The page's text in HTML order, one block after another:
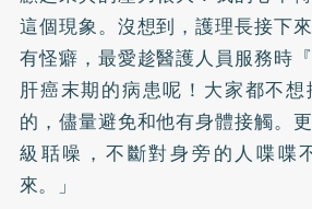
這個現象。沒想到，護理長接下
有怪癖，最愛趁醫護人員服務時
肝癌末期的病患呢！大家都不
的，儘量避免和他有身體接觸。
級聒噪，不斷對身旁的人喋喋
來。」